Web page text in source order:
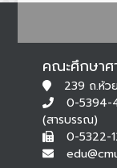
คณะศึกษาศ
239 ถ.ห้ว
0-5394-
(สารบรรณ)
0-5322-